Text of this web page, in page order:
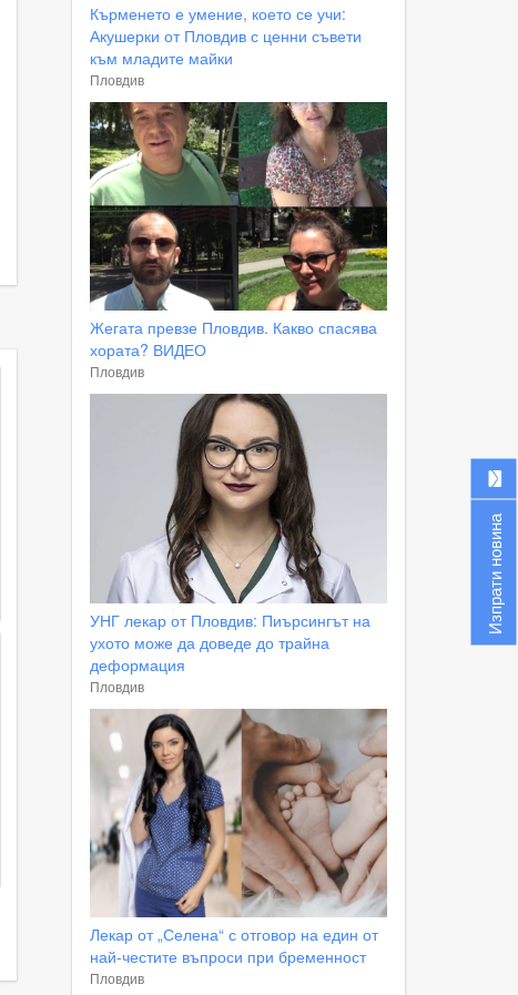
Кърменето е умение, което се учи:
Акушерки от Пловдив с ценни съвети
към младите майки
Пловдив
Жегата превзе Пловдив. Какво спасява
хората? ВИДЕО
Пловдив
УНГ лекар от Пловдив: Пиърсингът на
ухото може да доведе до трайна
деформация
Пловдив
Лекар от „Селена“ с отговор на един от
най-честите въпроси при бременност
Пловдив
Изпрати новина